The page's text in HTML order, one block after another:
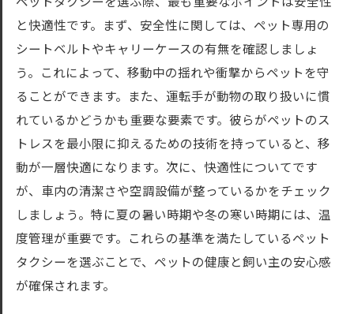
と快適性です。まず、安全性に関しては、ペット専用の
シートベルトやキャリーケースの有無を確認しましょ
う。これによって、移動中の揺れや衝撃からペットを守
ることができます。また、運転手が動物の取り扱いに慣
れているかどうかも重要な要素です。彼らがペットのス
トレスを最小限に抑えるための技術を持っていると、移
動が一層快適になります。次に、快適性についてです
が、車内の清潔さや空調設備が整っているかをチェック
しましょう。特に夏の暑い時期や冬の寒い時期には、温
度管理が重要です。これらの基準を満たしているペット
タクシーを選ぶことで、ペットの健康と飼い主の安心感
が確保されます。